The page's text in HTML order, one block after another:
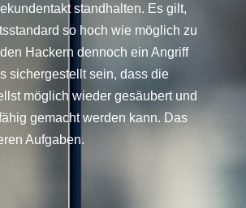
standhalten. Es gilt,
so hoch wie möglich zu
Hackern dennoch ein Angriff
sichergestellt sein, dass die
möglich wieder gesäubert und
gemacht werden kann. Das
Aufgaben.